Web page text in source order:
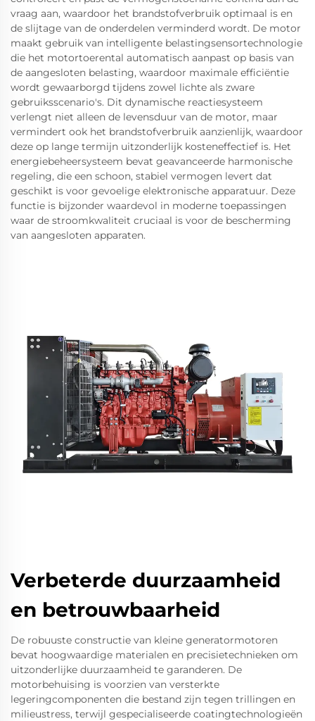
vraag aan, waardoor het brandstofverbruik optimaal is en
de slijtage van de onderdelen verminderd wordt. De motor
maakt gebruik van intelligente belastingsensortechnologie
die het motortoerental automatisch aanpast op basis van
de aangesloten belasting, waardoor maximale efficiëntie
wordt gewaarborgd tijdens zowel lichte als zware
gebruiksscenario's. Dit dynamische reactiesysteem
verlengt niet alleen de levensduur van de motor, maar
vermindert ook het brandstofverbruik aanzienlijk, waardoor
deze op lange termijn uitzonderlijk kosteneffectief is. Het
energiebeheersysteem bevat geavanceerde harmonische
regeling, die een schoon, stabiel vermogen levert dat
geschikt is voor gevoelige elektronische apparatuur. Deze
functie is bijzonder waardevol in moderne toepassingen
waar de stroomkwaliteit cruciaal is voor de bescherming
van aangesloten apparaten.
Verbeterde duurzaamheid
en betrouwbaarheid
De robuuste constructie van kleine generatormotoren
bevat hoogwaardige materialen en precisietechnieken om
uitzonderlijke duurzaamheid te garanderen. De
motorbehuising is voorzien van versterkte
legeringcomponenten die bestand zijn tegen trillingen en
milieustress, terwijl gespecialiseerde coatingtechnologieën